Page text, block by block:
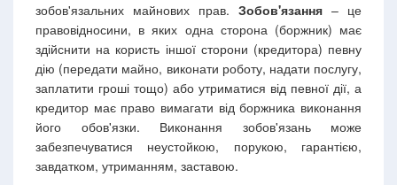
зобов'язальних майнових прав. Зобов'язання – це
правовідносини, в яких одна сторона (боржник) має
здійснити на користь іншої сторони (кредитора) певну
дію (передати майно, виконати роботу, надати послугу,
заплатити гроші тощо) або утриматися від певної дії, а
кредитор має право вимагати від боржника виконання
його обов'язки. Виконання зобов'язань може
забезпечуватися неустойкою, порукою, гарантією,
завдатком, утриманням, заставою.